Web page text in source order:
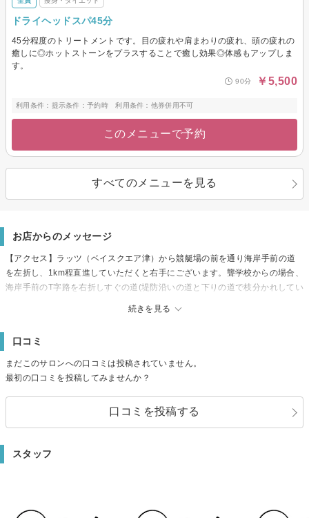
ドライヘッドスパ45分
45分程度のトリートメントです。目の疲れや肩まわりの疲れ、頭の疲れの
癒しに◎ホットストーンをプラスすることで癒し効果◎体感もアップしま
す。
90分 ￥5,500
利用条件：提示条件：予約時 利用条件：他券併用不可
このメニューで予約
すべてのメニューを見る
お店からのメッセージ
続きを見る
【アクセス】ラッツ（ベイスクエア津）から競艇場の前を通り海岸手前の道
を左折し、1km程直進していただくと右手にございます。聾学校からの場合、
海岸手前のT字路を右折しすぐの道(堤防沿いの道と下りの道で枝分かれしてい
【備考】当日キャンセルはキャンセル料として￥2000いただきます。キャン
セルの場合は、前日17時までにご連絡をお願いします。津市/松阪市/ラッシュ
リフト/まつ毛パーマ/マッサージ/エステ/マツエク
口コミ
まだこのサロンへの口コミは投稿されていません。
最初の口コミを投稿してみませんか？
口コミを投稿する
スタッフ